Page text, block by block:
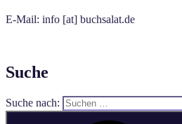
E-Mail: info [at] buchsalat.de
Suche
Suche nach: